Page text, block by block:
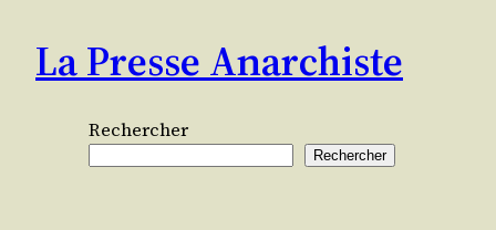
contenu
La Presse Anarchiste
Rechercher
Rechercher